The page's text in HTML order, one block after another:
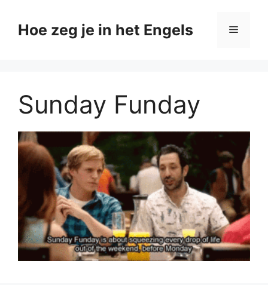
naarHoe zeg je in het Engels Menu
Sunday Funday